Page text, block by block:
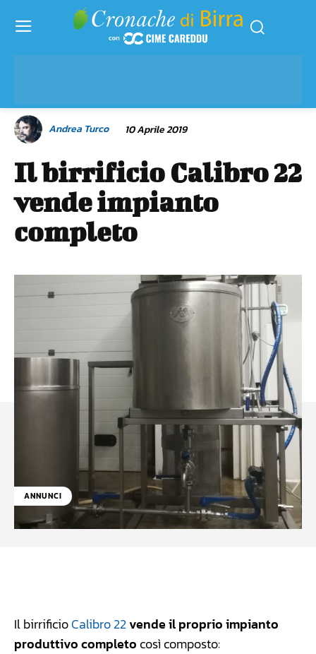
Andrea Turco 10 Aprile 2019
Il birrificio Calibro 22
vende impianto
completo
ANNUNCI
Il birrificioCalibro 22vende il proprio impianto
produttivo completo così composto: